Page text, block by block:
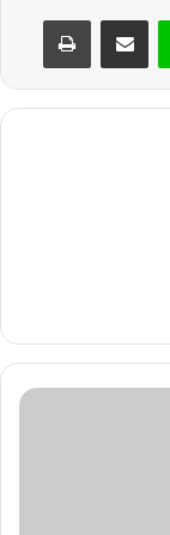
لاين